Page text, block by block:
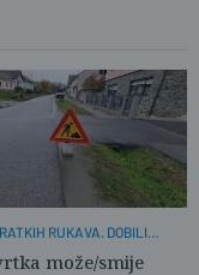
RUKAVA. DOBILI
može/smije